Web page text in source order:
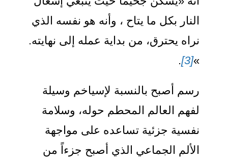
النار بكل ما يتاح ، وأنه هو نفسه الذي
نراه يحترق، من بداية عمله إلى نهايته.
»
[3]
.
رسم أصبح بالنسبة لإسياخم وسيلة
لفهم العالم المحطم حوله، وسلامة
نفسية جزئية تساعده على مواجهة
الألم الجماعي الذي أصبح جزءاً من